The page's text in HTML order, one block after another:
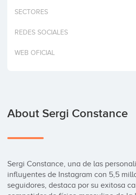
Invest
SECTORES
REDES SOCIALES
WEB OFICIAL
About Sergi Constance
Sergi Constance, una de las
influyentes de Instagram con 5,5
seguidores, destaca por su exitosa